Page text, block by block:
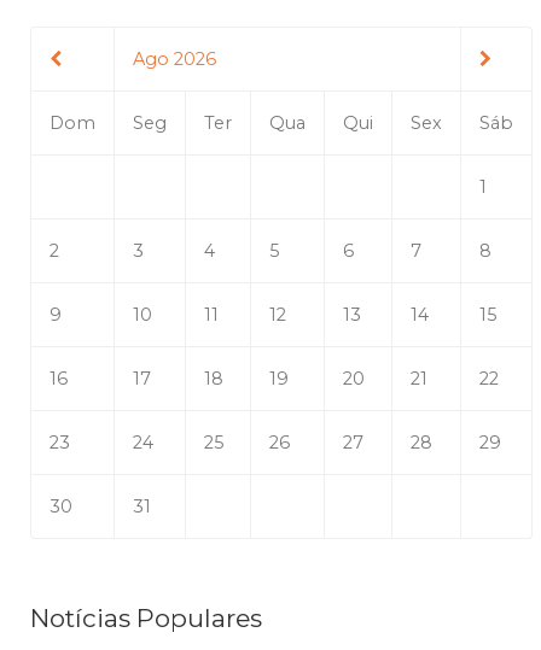
Ago 2026
Dom Seg Ter Qua Qui Sex Sáb
1
2 3 4 5 6 7 8
9 10 11 12 13 14 15
16 17 18 19 20 21 22
23 24 25 26 27 28 29
30 31
Notícias Populares